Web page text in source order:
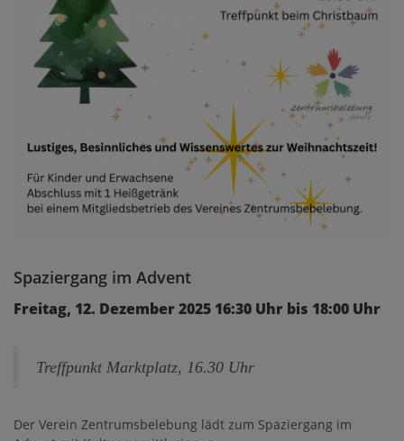
Spaziergang im Advent
Freitag, 12. Dezember 2025 16:30 Uhr bis 18:00 Uhr
Treffpunkt Marktplatz, 16.30 Uhr
Der Verein Zentrumsbelebung lädt zum Spaziergang im